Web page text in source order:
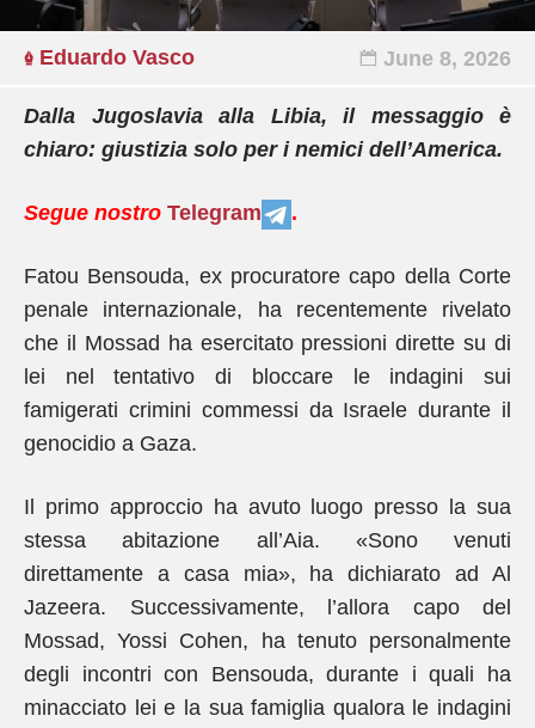
Eduardo Vasco June 8, 2026
Dalla Jugoslavia alla Libia, il messaggio è
chiaro: giustizia solo per i nemici dell’America.
Segue nostro Telegram .
Fatou Bensouda, ex procuratore capo della Corte
penale internazionale, ha recentemente rivelato
che il Mossad ha esercitato pressioni dirette su di
lei nel tentativo di bloccare le indagini sui
famigerati crimini commessi da Israele durante il
genocidio a Gaza.
Il primo approccio ha avuto luogo presso la sua
stessa abitazione all’Aia. «Sono venuti
direttamente a casa mia», ha dichiarato ad Al
Jazeera. Successivamente, l’allora capo del
Mossad, Yossi Cohen, ha tenuto personalmente
degli incontri con Bensouda, durante i quali ha
minacciato lei e la sua famiglia qualora le indagini